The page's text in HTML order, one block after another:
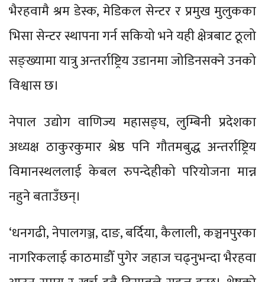
भैरहवामै श्रम डेस्क, मेडिकल सेन्टर र प्रमुख मुलुकका
भिसा सेन्टर स्थापना गर्न सकियो भने यही क्षेत्रबाट ठूलो
सङ्ख्यामा यात्रु अन्तर्राष्ट्रिय उडानमा जोडिनसक्ने उनको
विश्वास छ।
नेपाल उद्योग वाणिज्य महासङ्घ, लुम्बिनी प्रदेशका
अध्यक्ष ठाकुरकुमार श्रेष्ठ पनि गौतमबुद्ध अन्तर्राष्ट्रिय
विमानस्थललाई केबल रुपन्देहीको परियोजना मान्न
नहुने बताउँछन्।
‘धनगढी, नेपालगञ्ज, दाङ, बर्दिया, कैलाली, कञ्चनपुरका
नागरिकलाई काठमाडौँ पुगेर जहाज चढ्नुभन्दा भैरहवा